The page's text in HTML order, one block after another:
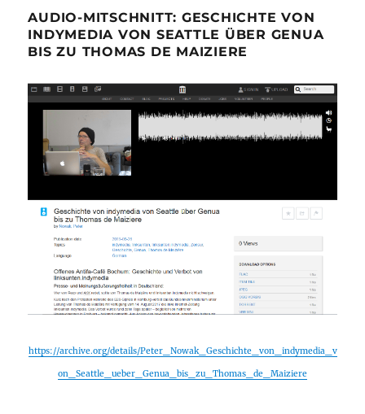
AUDIO-MITSCHNITT: GESCHICHTE VON
INDYMEDIA VON SEATTLE ÜBER GENUA
BIS ZU THOMAS DE MAIZIERE
https://archive.org/details/Peter_Nowak_Geschichte_von_indymedia_v
on_Seattle_ueber_Genua_bis_zu_Thomas_de_Maiziere